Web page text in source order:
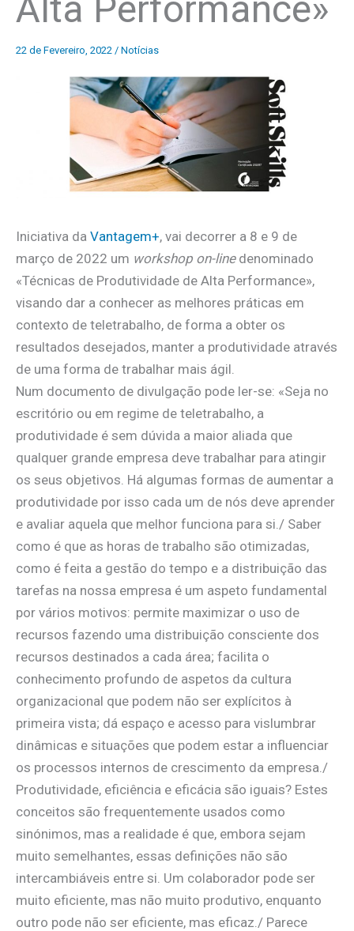
22 de Fevereiro, 2022 / Notícias
Iniciativa da Vantagem+, vai decorrer a 8 e 9 de
março de 2022 um workshop on-linedenominado
«Técnicas de Produtividade de Alta Performance»,
visando dar a conhecer as melhores práticas em
contexto de teletrabalho, de forma a obter os
resultados desejados, manter a produtividade através
de uma forma de trabalhar mais ágil.
Num documento de divulgação pode ler-se: «Seja no
escritório ou em regime de teletrabalho, a
produtividade é sem dúvida a maior aliada que
qualquer grande empresa deve trabalhar para atingir
os seus objetivos. Há algumas formas de aumentar a
produtividade por isso cada um de nós deve aprender
e avaliar aquela que melhor funciona para si./ Saber
como é que as horas de trabalho são otimizadas,
como é feita a gestão do tempo e a distribuição das
tarefas na nossa empresa é um aspeto fundamental
por vários motivos: permite maximizar o uso de
recursos fazendo uma distribuição consciente dos
recursos destinados a cada área; facilita o
conhecimento profundo de aspetos da cultura
organizacional que podem não ser explícitos à
primeira vista; dá espaço e acesso para vislumbrar
dinâmicas e situações que podem estar a influenciar
os processos internos de crescimento da empresa./
Produtividade, eficiência e eficácia são iguais? Estes
conceitos são frequentemente usados como
sinónimos, mas a realidade é que, embora sejam
muito semelhantes, essas definições não são
intercambiáveis entre si. Um colaborador pode ser
muito eficiente, mas não muito produtivo, enquanto
outro pode não ser eficiente, mas eficaz./ Parece